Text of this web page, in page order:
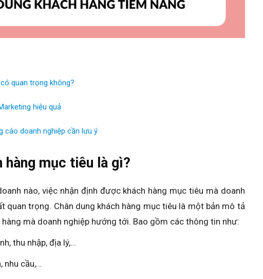
quan trọng không?
hiệu quả
cáo doanh nghiệp cần lưu ý
hàng mục tiêu là gì?
nào, việc nhận định được khách hàng mục tiêu mà doanh
quan trọng. Chân dung khách hàng mục tiêu là một bản mô tả
mà doanh nghiệp hướng tới. Bao gồm các thông tin như:
thu nhập, địa lý,…
nhu cầu,…